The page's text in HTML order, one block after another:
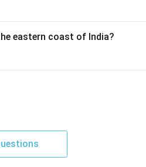
eastern coast of India?